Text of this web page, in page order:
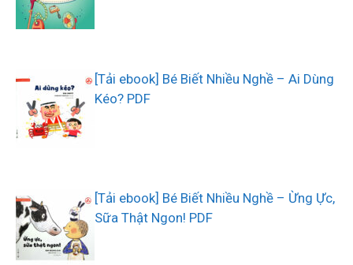
[Tải ebook] Bé Biết Nhiều Nghề – Ai Dùng
Kéo? PDF
[Tải ebook] Bé Biết Nhiều Nghề – Ừng Ực,
Sữa Thật Ngon! PDF